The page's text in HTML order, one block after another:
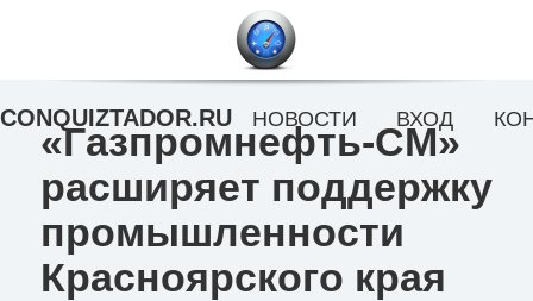
«Газпромнефть-СМ»
расширяет поддержку
промышленности
Красноярского края
CONQUIZTADOR.RU НОВОСТИ ВХОД